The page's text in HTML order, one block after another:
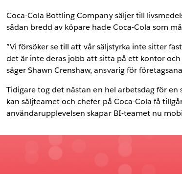
Coca-Cola Bottling Company säljer till
sådan bredd av köpare hade Coca-Cola som
”Vi försöker se till att vår säljstyrka inte sitter
det är inte deras jobb att sitta på ett kontor
säger Shawn Crenshaw, ansvarig för
Tidigare tog det nästan en hel arbetsdag för
kan säljteamet och chefer på Coca-Cola få
användarupplevelsen skapar BI-teamet nu